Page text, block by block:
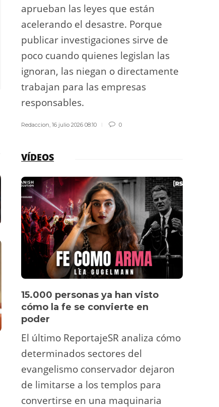
DERECHOS Y LIBERTADES
DESTACADA,POLÍTICA ESTATAL
Indulto sin justicia: el caso
de las 6 de La Suiza
confirma que hacer
El Rocío
aprueban las leyes que están
acelerando el desastre. Porque
publicar investigaciones sirve de
poco cuando quienes legislan las
ignoran, las niegan o directamente
trabajan para las empresas
responsables.
Redaccion ,16 julio 2026 08:10 0
VÍDEOS
15.000 personas ya han visto
cómo la fe se convierte en
poder
El último ReportajeSR analiza cómo
determinados sectores del
evangelismo conservador dejaron
de limitarse a los templos para
convertirse en una maquinaria